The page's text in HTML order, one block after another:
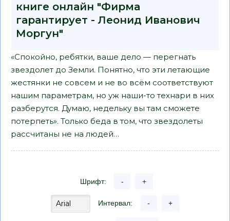
книге онлайн "Фирма
гарантирует - Леонид Иванович
Моргун"
«Спокойно, ребятки, ваше дело — перегнать
звездолет до Земли. Понятно, что эти летающие
жестянки не совсем и не во всём соответствуют
нашим параметрам, но уж наши-то технари в них
разберутся. Думаю, недельку вы там сможете
потерпеть». Только беда в том, что звездолеты
рассчитаны не на людей…
Шрифт: - +
Интервал: - +